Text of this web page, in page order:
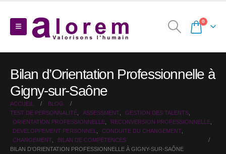
0
Bilan d’Orientation Professionnelle à
Gigny-sur-Saône
ACCUEIL
BLOG
TEST DE PERSONNALITÉ
ASSESSMENT GESTION DES TALENTS
ORIENTATION PROFESSIONNELLE
RECONVERSION PROFESSIONNELLE
DEVELOPPEMENT PERSONNEL
CONDUITE DU CHANGEMENT
CHANGEMENT
BILAN DE COMPÉTENCES
BILAN D’ORIENTATION PROFESSIONNELLE À GIGNY-SUR-SAÔNE